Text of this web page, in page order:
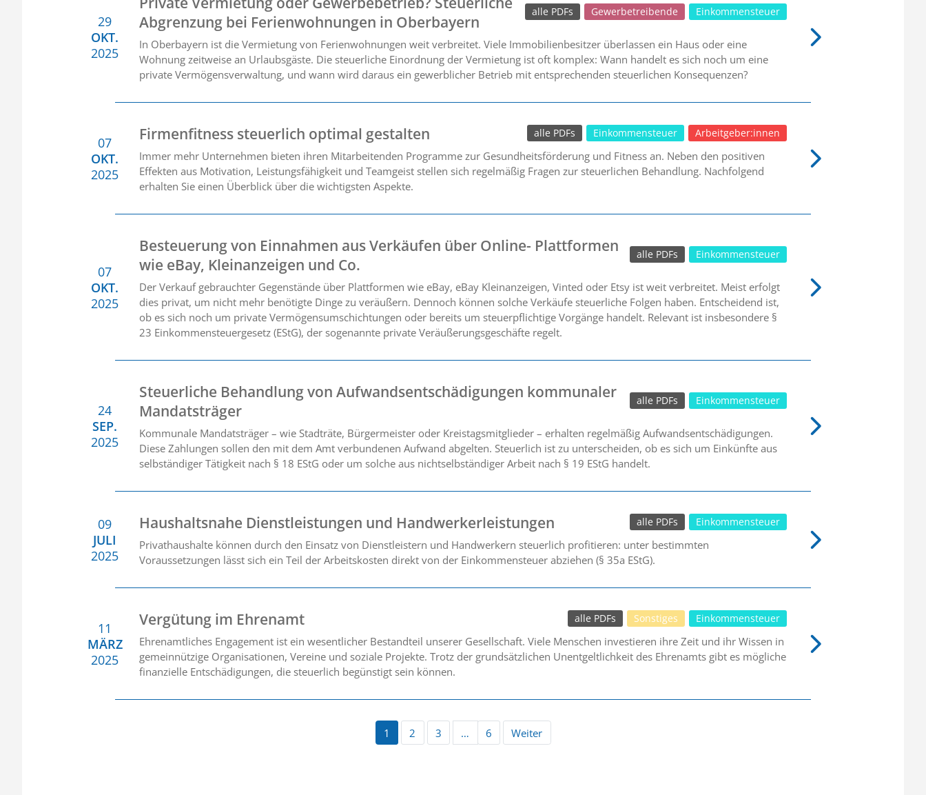
29
OKT.
2025
Abgrenzung bei Ferienwohnungen in Oberbayern
Einkommensteuer
Gewerbetreibende
alle PDFs
In Oberbayern ist die Vermietung von Ferienwohnungen weit verbreitet. Viele Immobilienbesitzer überlassen ein Haus oder eine
Wohnung zeitweise an Urlaubsgäste. Die steuerliche Einordnung der Vermietung ist oft komplex: Wann handelt es sich noch um eine
private Vermögensverwaltung, und wann wird daraus ein gewerblicher Betrieb mit entsprechenden steuerlichen Konsequenzen?
07
OKT.
2025
Firmenfitness steuerlich optimal gestalten Arbeitgeber:innen
Einkommensteuer
alle PDFs
Immer mehr Unternehmen bieten ihren Mitarbeitenden Programme zur Gesundheitsförderung und Fitness an. Neben den positiven
Effekten aus Motivation, Leistungsfähigkeit und Teamgeist stellen sich regelmäßig Fragen zur steuerlichen Behandlung. Nachfolgend
erhalten Sie einen Überblick über die wichtigsten Aspekte.
07
OKT.
2025
Besteuerung von Einnahmen aus Verkäufen über Online- Plattformen
wie eBay, Kleinanzeigen und Co.
Einkommensteuer
alle PDFs
Der Verkauf gebrauchter Gegenstände über Plattformen wie eBay, eBay Kleinanzeigen, Vinted oder Etsy ist weit verbreitet. Meist erfolgt
dies privat, um nicht mehr benötigte Dinge zu veräußern. Dennoch können solche Verkäufe steuerliche Folgen haben. Entscheidend ist,
ob es sich noch um private Vermögensumschichtungen oder bereits um steuerpflichtige Vorgänge handelt. Relevant ist insbesondere §
23 Einkommensteuergesetz (EStG), der sogenannte private Veräußerungsgeschäfte regelt.
24
SEP.
2025
Steuerliche Behandlung von Aufwandsentschädigungen kommunaler
Mandatsträger
Einkommensteuer
alle PDFs
Kommunale Mandatsträger – wie Stadträte, Bürgermeister oder Kreistagsmitglieder – erhalten regelmäßig Aufwandsentschädigungen.
Diese Zahlungen sollen den mit dem Amt verbundenen Aufwand abgelten. Steuerlich ist zu unterscheiden, ob es sich um Einkünfte aus
selbständiger Tätigkeit nach § 18 EStG oder um solche aus nichtselbständiger Arbeit nach § 19 EStG handelt.
09
JULI
2025
Haushaltsnahe Dienstleistungen und Handwerkerleistungen Einkommensteuer
alle PDFs
Privathaushalte können durch den Einsatz von Dienstleistern und Handwerkern steuerlich profitieren: unter bestimmten
Voraussetzungen lässt sich ein Teil der Arbeitskosten direkt von der Einkommensteuer abziehen (§ 35a EStG).
11
MÄRZ
2025
Vergütung im Ehrenamt Einkommensteuer
Sonstiges
alle PDFs
Ehrenamtliches Engagement ist ein wesentlicher Bestandteil unserer Gesellschaft. Viele Menschen investieren ihre Zeit und ihr Wissen in
gemeinnützige Organisationen, Vereine und soziale Projekte. Trotz der grundsätzlichen Unentgeltlichkeit des Ehrenamts gibt es mögliche
finanzielle Entschädigungen, die steuerlich begünstigt sein können.
1 2 3 … 6 Weiter